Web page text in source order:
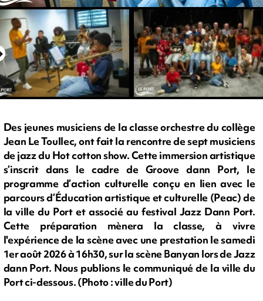
Des jeunes musiciens de la classe orchestre du collège
Jean Le Toullec, ont fait la rencontre de sept musiciens
de jazz du Hot cotton show. Cette immersion artistique
s’inscrit dans le cadre de Groove dann Port, le
programme d’action culturelle conçu en lien avec le
parcours d’Éducation artistique et culturelle (Peac) de
la ville du Port et associé au festival Jazz Dann Port.
Cette préparation mènera la classe, à vivre
l'expérience de la scène avec une prestation le samedi
1er août 2026 à 16h30, sur la scène Banyan lors de Jazz
dann Port. Nous publions le communiqué de la ville du
Port ci-dessous. (Photo : ville du Port)